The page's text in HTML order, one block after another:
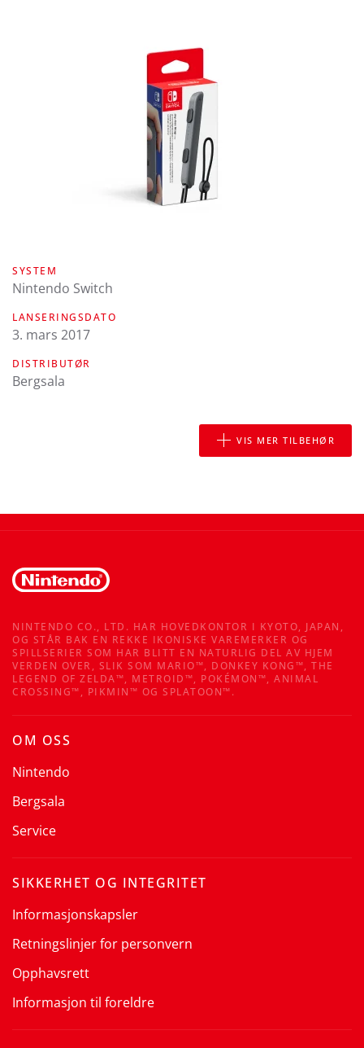
SYSTEM
Nintendo Switch
LANSERINGSDATO
3. mars 2017
DISTRIBUTØR
Bergsala
VIS MER TILBEHØR
NINTENDO CO., LTD. HAR HOVEDKONTOR I KYOTO, JAPAN,
OG STÅR BAK EN REKKE IKONISKE VAREMERKER OG
SPILLSERIER SOM HAR BLITT EN NATURLIG DEL AV HJEM
VERDEN OVER, SLIK SOM MARIO™, DONKEY KONG™, THE
LEGEND OF ZELDA™, METROID™, POKÉMON™, ANIMAL
CROSSING™, PIKMIN™ OG SPLATOON™.
OM OSS
Nintendo
Bergsala
Service
SIKKERHET OG INTEGRITET
Informasjonskapsler
Retningslinjer for personvern
Opphavsrett
Informasjon til foreldre